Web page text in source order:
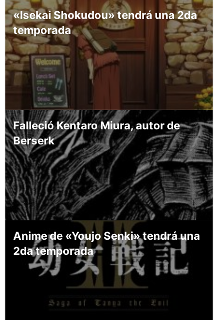
«Isekai Shokudou» tendrá una 2da
temporada
Falleció Kentaro Miura, autor de
Berserk
Anime de «Youjo Senki» tendrá una
2da temporada